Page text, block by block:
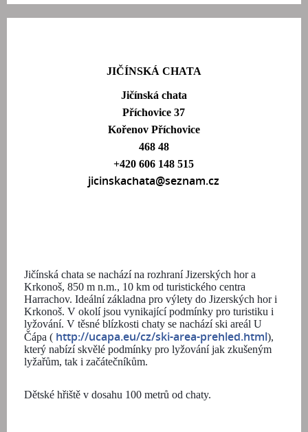
JIČÍNSKÁ CHATA
Jičínská chata
Příchovice 37
Kořenov Příchovice
468 48
+420 606 148 515
jicinskachata@seznam.cz
Jičínská chata se nachází na rozhraní Jizerských hor a
Krkonoš, 850 m n.m., 10 km od turistického centra
Harrachov. Ideálnízákladna pro výlety do Jizerských hor i
Krkonoš. V okolí jsou vynikající podmínky pro turistiku i
lyžování. V těsné blízkosti chaty se nachází ski areál U
Čápa ( http://ucapa.eu/cz/ski-area-prehled.html),
který nabízí skvělé podmínky pro lyžování jak zkušeným
lyžařům, tak i začátečníkům.
Dětské hřiště v dosahu 100 metrů od chaty.